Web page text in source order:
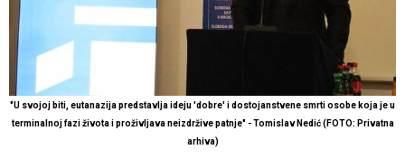
"U svojoj biti, eutanazija predstavlja ideju 'dobre' i dostojanstvene smrti osobe koja je u
terminalnoj fazi života i proživljava neizdržive patnje" - Tomislav Nedić (FOTO: Privatna
arhiva)